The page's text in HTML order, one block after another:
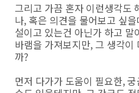
그리고 가끔 혼자 이런생각도
나, 혹은 의견을 물어보고 싶
설이고 있는건 아닌가 하고
바램을 가져보지만, 그 생각
까?
먼저 다가가 도움이 필요한,